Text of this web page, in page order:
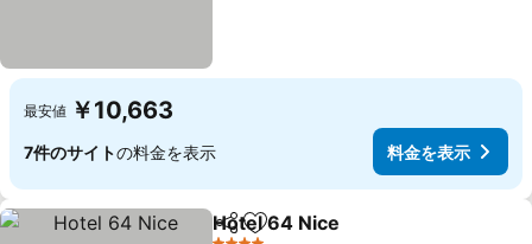
最安値 ￥10,663
7件のサイトの料金を表示 料金を表示
シェアお気に入りに追加
Hotel 64 Nice